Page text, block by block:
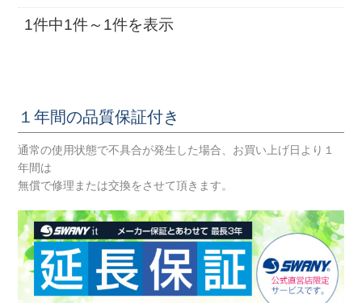
1件中1件～1件を表示
１年間の品質保証付き
通常の使用状態で不具合が発生した場合、お買い上げ日より１
年間は
無償で修理または交換をさせて頂きます。